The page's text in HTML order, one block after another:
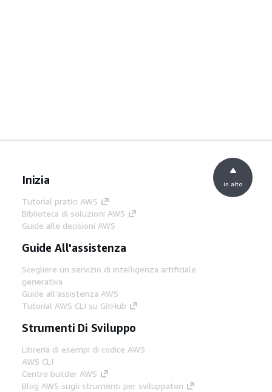
Inizia
Tutorial pratici AWS
Biblioteca di soluzioni AWS
Guide alle decisioni AWS
Guide All'assistenza
Scegliere un servizio di intelligenza artificiale
generativa
Guide all'assistenza AWS
Tutorial AWS CLI su GitHub
Strumenti Di Sviluppo
Libreria di esempi di codice AWS
AWS CLI
Centro builder AWS
Blog AWS sugli strumenti per sviluppatori
in alto